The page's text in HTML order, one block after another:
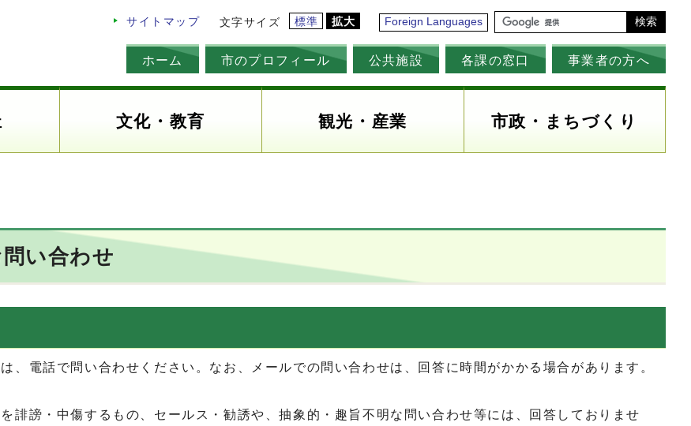
サイトマップ 文字サイズ 標準 拡大 Foreign Languages 検索
ホーム 市のプロフィール 公共施設 各課の窓口 事業者の方へ
文化・教育 観光・産業 市政・まちづくり
い合わせ
、電話で問い合わせください。なお、メールでの問い合わせは、回答に時間がかかる場合があります。
誹謗・中傷するもの、セールス・勧誘や、抽象的・趣旨不明な問い合わせ等には、回答しておりませ